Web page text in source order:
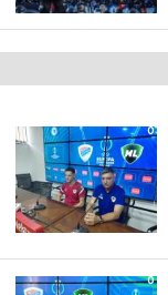
0
0